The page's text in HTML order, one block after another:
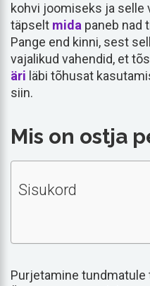
kohvi joomiseks ja selle
täpselt mida paneb nad
Pange end kinni, sest
vajalikud vahendid, et
äri läbi tõhusat
siin.
Mis on ostja
Sisukord
Purjetamine